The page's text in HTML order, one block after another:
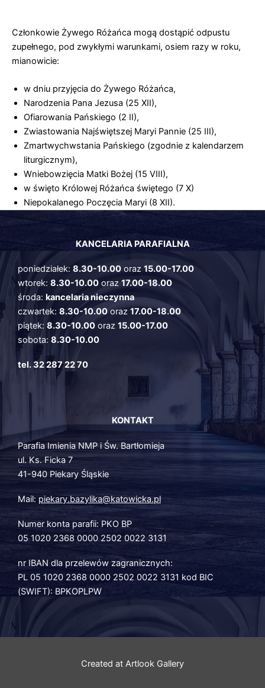
Członkowie Żywego Różańca mogą dostąpić odpustu
zupełnego, pod zwykłymi warunkami, osiem razy w roku,
mianowicie:
w dniu przyjęcia do Żywego Różańca,
Narodzenia Pana Jezusa (25 XII),
Ofiarowania Pańskiego (2 II),
Zwiastowania Najświętszej Maryi Pannie (25 III),
Zmartwychwstania Pańskiego (zgodnie z kalendarzem
liturgicznym),
Wniebowzięcia Matki Bożej (15 VIII),
w święto Królowej Różańca świętego (7 X)
Niepokalanego Poczęcia Maryi (8 XII).
KANCELARIA PARAFIALNA
poniedziałek: 8.30-10.00 oraz 15.00-17.00
wtorek: 8.30-10.00 oraz 17.00-18.00
środa: kancelaria nieczynna
czwartek: 8.30-10.00 oraz 17.00-18.00
piątek:8.30-10.00 oraz 15.00-17.00
sobota: 8.30-10.00
tel. 32 287 22 70
KONTAKT
Parafia Imienia NMP i Św. Bartłomieja
ul. Ks. Ficka 7
41-940 Piekary Śląskie
Mail: piekary.bazylika@katowicka.pl
Numer konta parafii: PKO BP
05 1020 2368 0000 2502 0022 3131
nr IBAN dla przelewów zagranicznych:
PL 05 1020 2368 0000 2502 0022 3131 kod BIC
(SWIFT): BPKOPLPW
Created at Artlook Gallery